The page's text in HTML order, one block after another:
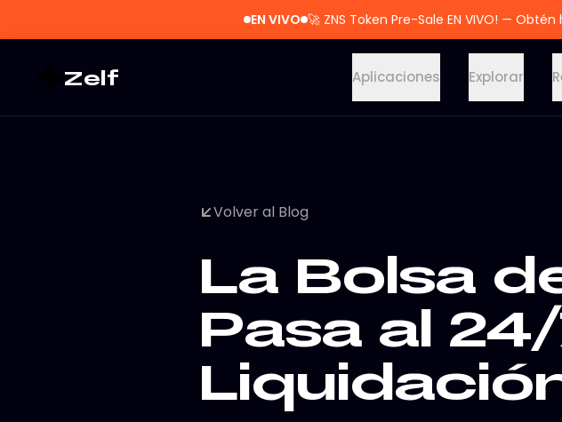
EN VIVO 🚀 ZNS Token Pre-Sale EN VIVO! —
Zelf Aplicaciones Explorar
Volver al Blog
La Bolsa
Pasa al